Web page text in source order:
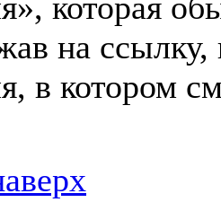
на ссылку,
в котором